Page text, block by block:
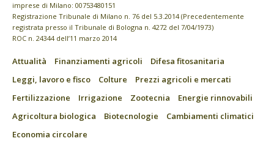
imprese di Milano: 00753480151
Registrazione Tribunale di Milano n. 76 del 5.3.2014 (Precedentemente
registrata presso il Tribunale di Bologna n. 4272 del 7/04/1973)
ROC n. 24344 dell’11 marzo 2014
Attualità Finanziamenti agricoli
Difesa fitosanitaria
Leggi, lavoro e fisco
Colture
Prezzi agricoli e mercati
Fertilizzazione
Irrigazione Zootecnia
Energie rinnovabili
Agricoltura biologica
Biotecnologie
Cambiamenti climatici
Economia circolare